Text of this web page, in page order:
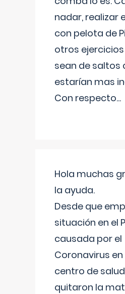
nadar, realizar
con pelota de
otros
sean de saltos
estarían mas
Con respecto...
Hola muchas
la ayuda.
Desde que
situación en el
causada por el
Coronavirus
centro de
quitaron la